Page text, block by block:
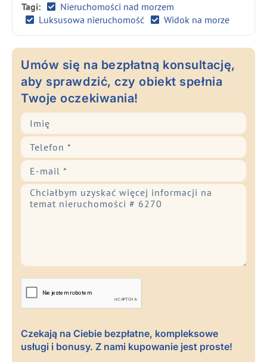
Tagi:
Nieruchomości nad morzem
Luksusowa nieruchomość
Widok na morze
Umów się na bezpłatną konsultację,
aby sprawdzić, czy obiekt spełnia
Twoje oczekiwania!
Czekają na Ciebie bezpłatne, kompleksowe
usługi i bonusy. Z nami kupowanie jest proste!